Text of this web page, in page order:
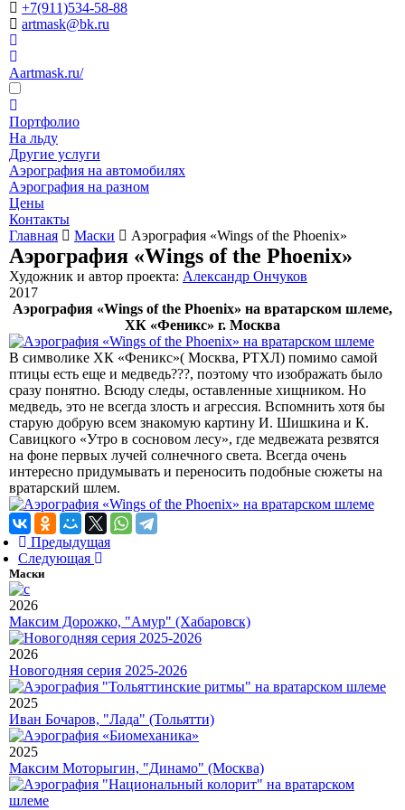
+7(911)534-58-88
artmask@bk.ru
Aartmask.ru/
Портфолио
На льду
Другие услуги
Аэрография на автомобилях
Аэрография на разном
Цены
Контакты
Главная
Маски Аэрография «Wings of the Phoenix»
Аэрография «Wings of the Phoenix»
Художник и автор проекта: Александр Ончуков
2017
Аэрография «Wings of the Phoenix» на вратарском шлеме,
ХК «Феникс» г. Москва
В символике ХК «Феникс»( Москва, РТХЛ) помимо самой
птицы есть еще и медведь???, поэтому что изображать было
сразу понятно. Всюду следы, оставленные хищником. Но
медведь, это не всегда злость и агрессия. Вспомнить хотя бы
старую добрую всем знакомую картину И. Шишкина и К.
Савицкого «Утро в сосновом лесу», где медвежата резвятся
на фоне первых лучей солнечного света. Всегда очень
интересно придумывать и переносить подобные сюжеты на
вратарский шлем.
Предыдущая
Следующая
Маски
2026
Максим Дорожко, "Амур" (Хабаровск)
2026
Новогодняя серия 2025-2026
2025
Иван Бочаров, "Лада" (Тольятти)
2025
Максим Моторыгин, "Динамо" (Москва)